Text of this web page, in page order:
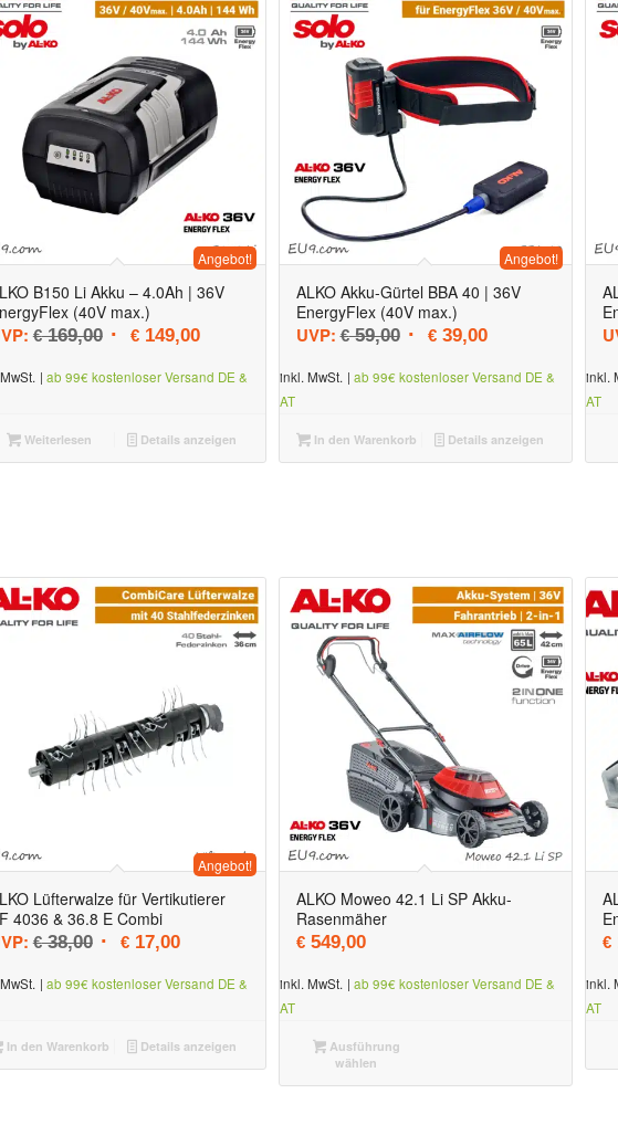
B150 Li Akku – 4.0Ah | 36V
(40V max.)
€169,00 Ursprünglicher Preis war: € 169,00
€149,00Aktueller Preis ist: € 149,00.
Angebot!
| ab 99€ kostenloser Versand DE &
Weiterlesen Details anzeigen
ALKO Akku-Gürtel BBA 40 | 36V
EnergyFlex (40V max.)
UVP: €59,00 Ursprünglicher Preis war:
€39,00Aktueller Preis
Angebot!
inkl. MwSt. | ab 99€ kostenloser Versand DE &
AT
In den Warenkorb Details anzeigen
inkl.
AT
Lüfterwalze für Vertikutierer
4036 & 36.8 E Combi
€38,00 Ursprünglicher Preis war: € 38,00
€17,00Aktueller Preis ist: € 17,00.
Angebot!
| ab 99€ kostenloser Versand DE &
In den Warenkorb Details anzeigen
ALKO Moweo 42.1 Li SP Akku-
Rasenmäher
€549,00
inkl. MwSt. | ab 99€ kostenloser Versand DE &
AT
Ausführung
wählen
€
inkl.
AT